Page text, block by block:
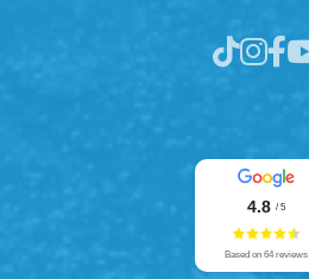
4.8 / 5
Based on 64 reviews